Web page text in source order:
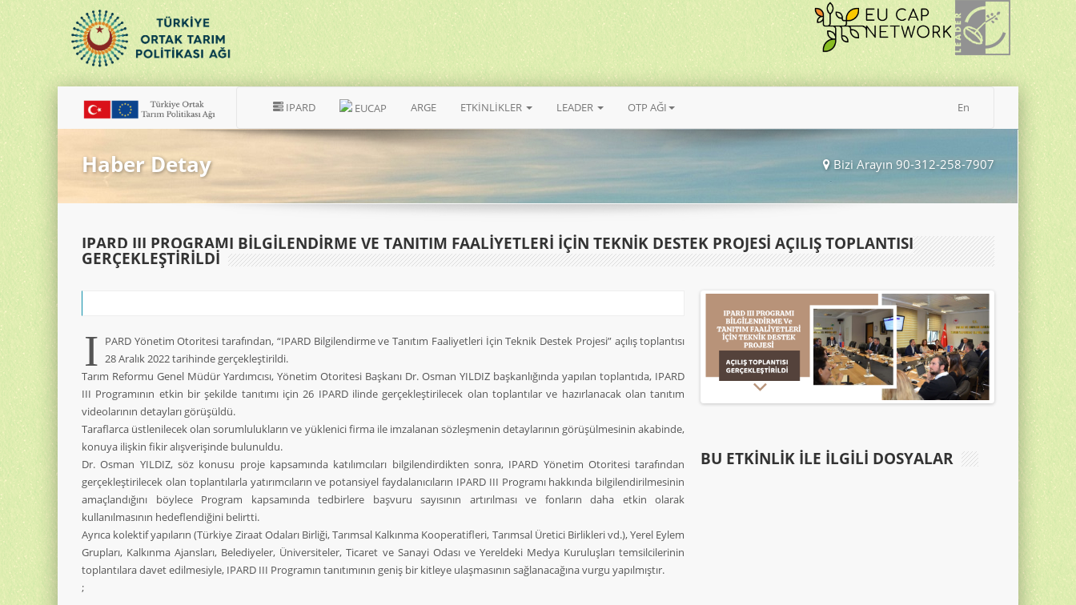
IPARD EUCAP ARGE ETKİNLİKLER LEADER OTP AĞI En
Haber Detay Bizi Arayın 90-312-258-7907
IPARD III PROGRAMI BİLGİLENDİRME VE TANITIM FAALİYETLERİ İÇİN TEKNİK DESTEK PROJESİ AÇILIŞ TOPLANTISI
GERÇEKLEŞTİRİLDİ
I PARD Yönetim Otoritesi tarafından, “IPARD Bilgilendirme ve Tanıtım Faaliyetleri İçin Teknik Destek Projesi” açılış toplantısı
28 Aralık 2022 tarihinde gerçekleştirildi.
Tarım Reformu Genel Müdür Yardımcısı, Yönetim Otoritesi Başkanı Dr. Osman YILDIZ başkanlığında yapılan toplantıda, IPARD
III Programının etkin bir şekilde tanıtımı için 26 IPARD ilinde gerçekleştirilecek olan toplantılar ve hazırlanacak olan tanıtım
videolarının detayları görüşüldü.
Taraflarca üstlenilecek olan sorumlulukların ve yüklenici firma ile imzalanan sözleşmenin detaylarının görüşülmesinin akabinde,
konuya ilişkin fikir alışverişinde bulunuldu.
Dr. Osman YILDIZ, söz konusu proje kapsamında katılımcıları bilgilendirdikten sonra, IPARD Yönetim Otoritesi tarafından
gerçekleştirilecek olan toplantılarla yatırımcıların ve potansiyel faydalanıcıların IPARD III Programı hakkında bilgilendirilmesinin
amaçlandığını böylece Program kapsamında tedbirlere başvuru sayısının artırılması ve fonların daha etkin olarak
kullanılmasının hedeflendiğini belirtti.
Ayrıca kolektif yapıların (Türkiye Ziraat Odaları Birliği, Tarımsal Kalkınma Kooperatifleri, Tarımsal Üretici Birlikleri vd.), Yerel Eylem
Grupları, Kalkınma Ajansları, Belediyeler, Üniversiteler, Ticaret ve Sanayi Odası ve Yereldeki Medya Kuruluşları temsilcilerinin
toplantılara davet edilmesiyle, IPARD III Programın tanıtımının geniş bir kitleye ulaşmasının sağlanacağına vurgu yapılmıştır.
;
BU ETKINLIK ILE İLGILI DOSYALAR